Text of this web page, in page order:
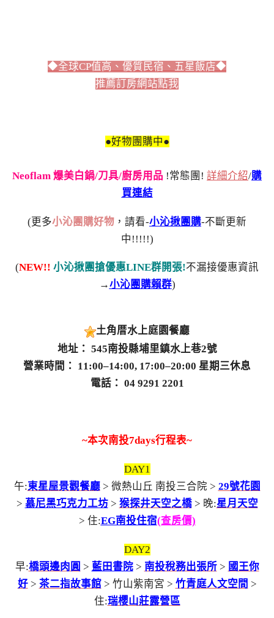
◆全球CP值高、優質民宿、五星飯店◆
推薦訂房網站點我
●好物團購中●
Neoflam 爆美白鍋/刀具/廚房用品 !常態團! 詳細介紹/購
買連結
(更多小沁團購好物 ，請看-小沁揪團購-不斷更新
中!!!!!)
(NEW!! 小沁揪團搶優惠LINE群開張!不漏接優惠資訊
→小沁團購賴群)
土角厝水上庭園餐廳
地址： 545南投縣埔里鎮水上巷2號
營業時間： 11:00–14:00, 17:00–20:00 星期三休息
電話： 04 9291 2201
~本次南投7days行程表~
DAY1
午:東星屋景觀餐廳> 微熱山丘 南投三合院 > 29號花園
> 慕尼黑巧克力工坊> 猴探井天空之橋> 晚:星月天空
> 住:EG南投住宿(查房價)
DAY2
早:橋頭邊肉圓 > 藍田書院> 南投稅務出張所> 國王你
好> 茶二指故事館> 竹山紫南宮 > 竹青庭人文空間 >
住:瑞櫻山莊露營區